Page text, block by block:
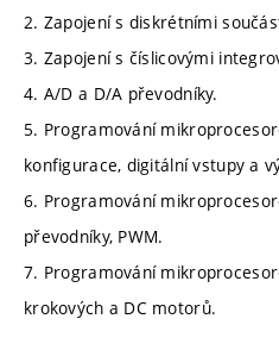
2. Zapojení s diskrétními
3. Zapojení s číslicovými
4. A/D a D/A převodníky.
5. Programování
konfigurace, digitální vstupy a
6. Programování
převodníky, PWM.
7. Programování
krokových a DC motorů.